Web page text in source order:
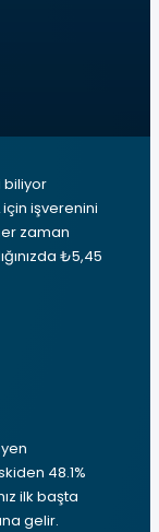
biliyor
işverenini
zaman
₺5,45
48.1%
ilk başta
gelir.